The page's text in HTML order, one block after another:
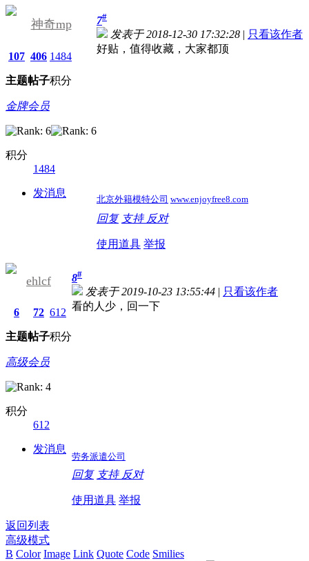
神奇mp
107
主题
406
帖子
1484
积分
金牌会员
积分
1484
发消息
7#
发表于 2018-12-30 17:32:28 | 只看该作者
好贴，值得收藏，大家都顶
北京外籍模特公司 www.enjoyfree8.com
回复 支持 反对
使用道具 举报
ehlcf
6
主题
72
帖子
612
积分
高级会员
积分
612
发消息
8#
发表于 2019-10-23 13:55:44 | 只看该作者
看的人少，回一下
劳务派遣公司
回复 支持 反对
使用道具 举报
返回列表
高级模式
B Color Image Link Quote Code Smilies